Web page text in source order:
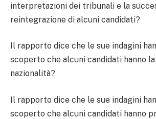
interpretazioni dei tribunali e la
reintegrazione di alcuni candidati?
Il rapporto dice che le sue indagini
scoperto che alcuni candidati hanno
nazionalità?
Il rapporto dice che le sue indagini
scoperto che alcuni candidati hanno